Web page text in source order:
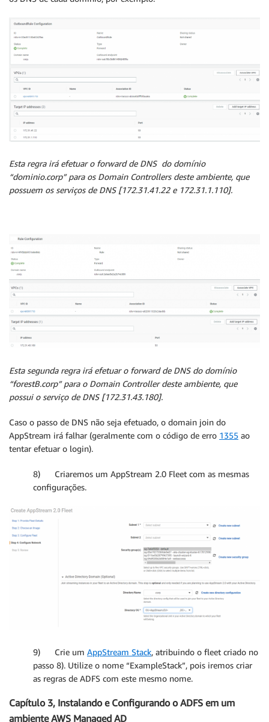
Esta regra irá efetuar o forward de DNS do domínio
“dominio.corp” para os Domain Controllers deste ambiente, que
possuem os serviços de DNS [172.31.41.22 e 172.31.1.110].
Esta segunda regra irá efetuar o forward de DNS do domínio
“forestB.corp” para o Domain Controller deste ambiente, que
possui o serviço de DNS [172.31.43.180].
Caso o passo de DNS não seja efetuado, o domain join do
AppStream irá falhar (geralmente com o código de erro 1355 ao
tentar efetuar o login).
8) Criaremos um AppStream 2.0 Fleet com as mesmas
configurações.
9) Crie um AppStream Stack, atribuindo o fleet criado no
passo 8). Utilize o nome “ExampleStack”, pois iremos criar
as regras de ADFS com este mesmo nome.
Capítulo 3, Instalando e Configurando o ADFS em um
ambiente AWS Managed AD